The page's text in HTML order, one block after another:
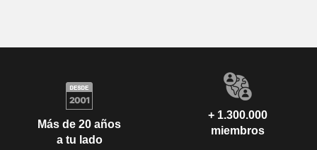
Más de 20 años
a tu lado
+ 1.300.000
miembros